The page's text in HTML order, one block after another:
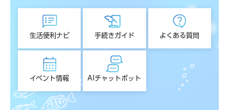
生活便利ナビ 手続きガイド よくある質問
イベント情報 AIチャットボット